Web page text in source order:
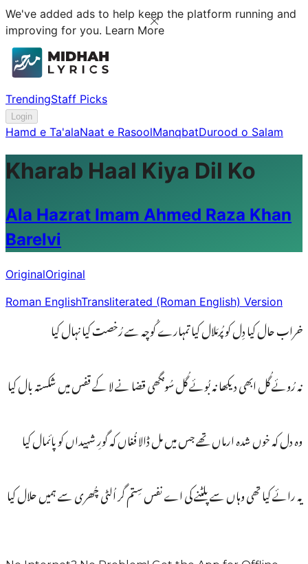
We've added ads to help keep the platform running and
improving for you. Learn More
TrendingStaff Picks
Login
Hamd e Ta'alaNaat e RasoolManqbatDurood o Salam
Kharab Haal Kiya Dil Ko
Ala Hazrat Imam Ahmed Raza Khan
Barelvi
OriginalOriginal
Roman EnglishTransliterated (Roman English) Version
خراب حال کیا دِل کو پُرمَلال کیا تمہارے کُوچہ سے رُخصت کیا نہال کیا
نہ رُوئے گُل ابھی دیکھا نہ بُوئے گُل سُونگھی قضا نے لا کے قفس میں شکستہ بال کیا
وہ دل کہ خوں شدہ ارماں تھے جس میں مل ڈالا فُغاں کہ گورِ شہیداں کو پائمال کیا
یہ رائے کیا تھی وہاں سے پلٹنے کی اے نفس سِتم گر اُلٹی چُھری سے ہمیں حلال کیا